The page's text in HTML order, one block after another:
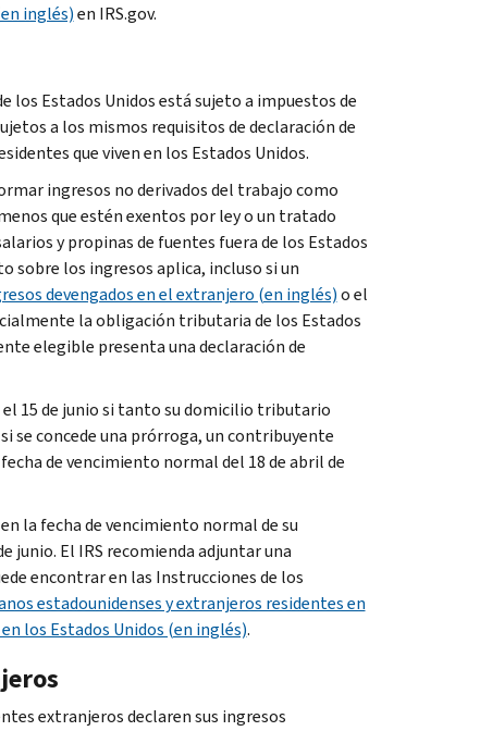
inglés)en IRS.gov.
los Estados Unidos está sujeto a impuestos de
a los mismos requisitos de declaración de
que viven en los Estados Unidos.
ingresos no derivados del trabajo como
que estén exentos por ley o un tratado
y propinas de fuentes fuera de los Estados
sobre los ingresos aplica, incluso si un
devengados en el extranjero (en inglés)o el
la obligación tributaria de los Estados
elegible presenta una declaración de
15 de junio si tanto su domicilio tributario
se concede una prórroga, un contribuyente
de vencimiento normal del 18 de abril de
la fecha de vencimiento normal de su
junio. El IRS recomienda adjuntar una
encontrar en las Instrucciones de los
estadounidenses y extranjeros residentes en
los Estados Unidos (en inglés).
extranjeros declaren sus ingresos